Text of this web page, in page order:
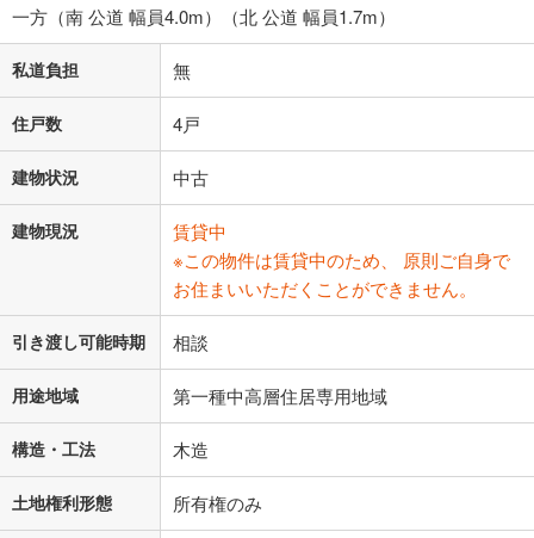
一方（南 公道 幅員4.0m）（北 公道 幅員1.7m）
私道負担 無
住戸数 4戸
建物状況 中古
建物現況
賃貸中
※この物件は賃貸中のため、 原則ご自身で
お住まいいただくことができません。
引き渡し可能時期 相談
用途地域 第一種中高層住居専用地域
構造・工法 木造
土地権利形態 所有権のみ